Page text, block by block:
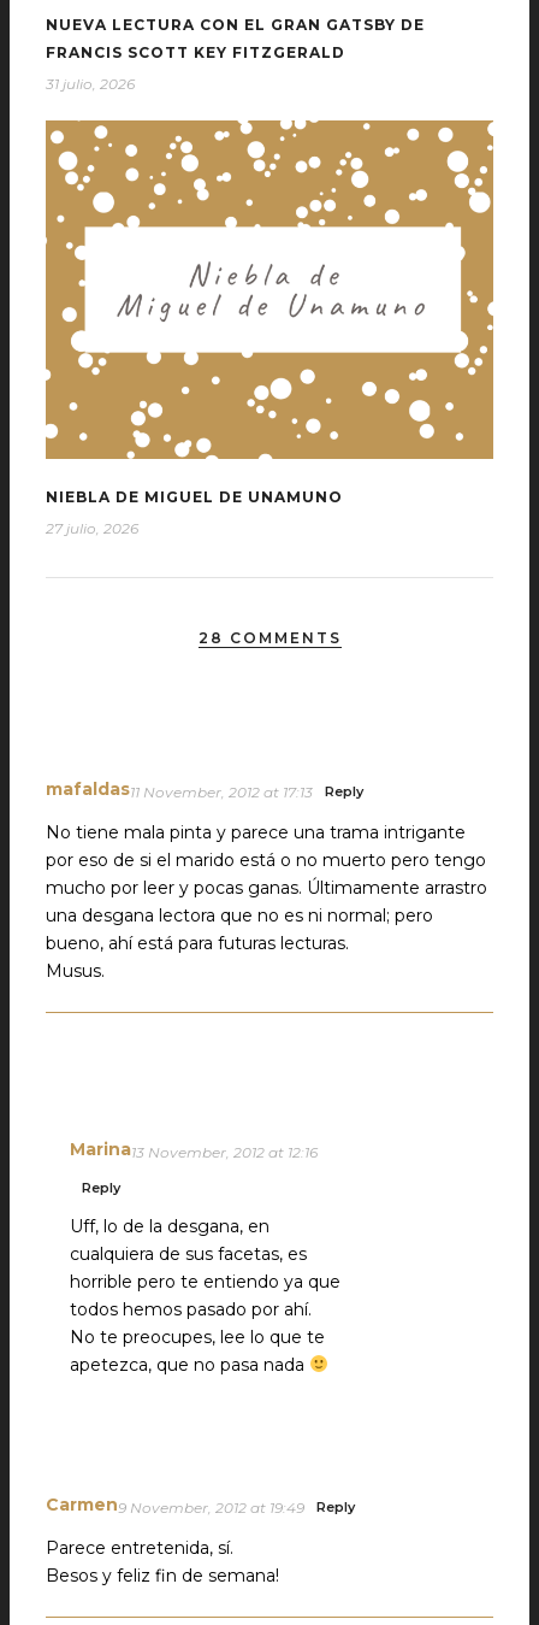
NUEVA LECTURA CON EL GRAN GATSBY DE
FRANCIS SCOTT KEY FITZGERALD
31 julio, 2026
NIEBLA DE MIGUEL DE UNAMUNO
27 julio, 2026
28 COMMENTS
mafaldas11 November, 2012 at 17:13 Reply
No tiene mala pinta y parece una trama intrigante
por eso de si el marido está o no muerto pero tengo
mucho por leer y pocas ganas. Últimamente arrastro
una desgana lectora que no es ni normal; pero
bueno, ahí está para futuras lecturas.
Musus.
Marina13 November, 2012 at 12:16
Reply
Uff, lo de la desgana, en
cualquiera de sus facetas, es
horrible pero te entiendo ya que
todos hemos pasado por ahí.
No te preocupes, lee lo que te
apetezca, que no pasa nada
Carmen9 November, 2012 at 19:49 Reply
Parece entretenida, sí.
Besos y feliz fin de semana!